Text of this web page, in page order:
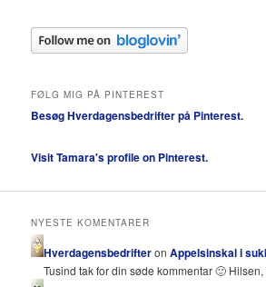
FØLG MIG PÅ PINTEREST
Besøg Hverdagensbedrifter på Pinterest.
Visit Tamara's profile on Pinterest.
NYESTE KOMENTARER
HverdagensbedrifteronAppelsinskal i
Tusind tak for din søde kommentar 🙂 Hilsen,